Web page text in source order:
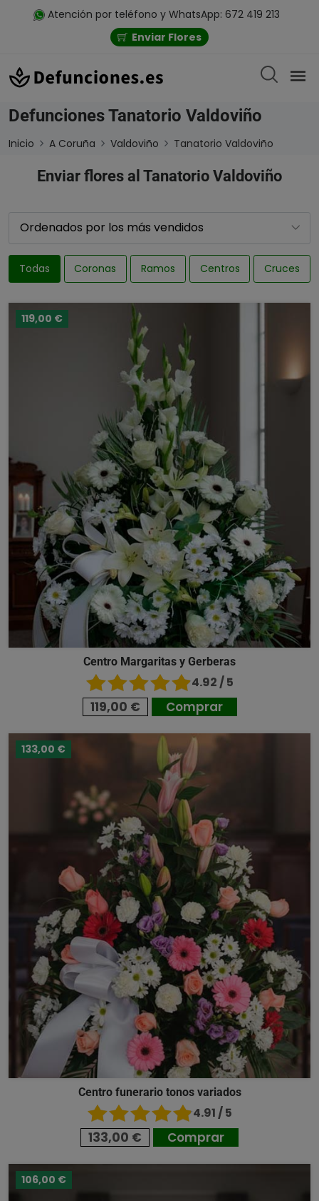
Atención por teléfono y WhatsApp: 672 419 213
Enviar Flores
Defunciones Tanatorio Valdoviño
Inicio A Coruña Valdoviño Tanatorio Valdoviño
Enviar flores al Tanatorio Valdoviño
Todas Coronas Ramos Centros Cruces
119,00 €
Centro Margaritas y Gerberas
4.92 / 5
119,00 € Comprar
133,00 €
Centro funerario tonos variados
4.91 / 5
133,00 € Comprar
106,00 €